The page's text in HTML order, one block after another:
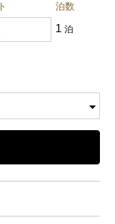
泊数
1 泊